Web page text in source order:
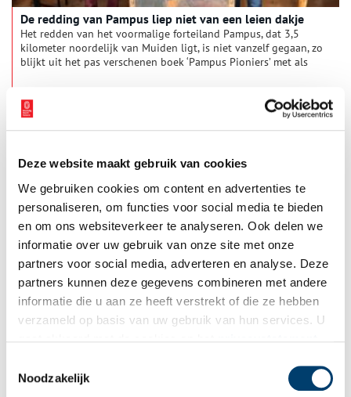
Deze website maakt gebruik van cookies
We gebruiken cookies om content en advertenties te
personaliseren, om functies voor social media te bieden
en om ons websiteverkeer te analyseren. Ook delen we
informatie over uw gebruik van onze site met onze
partners voor social media, adverteren en analyse. Deze
partners kunnen deze gegevens combineren met andere
informatie die u aan ze heeft verstrekt of die ze hebben
verzameld op basis van uw gebruik van hun services. U
Noodzakelijk
De redding van Pampus liep niet van een leien dakje
Het redden van het voormalige forteiland Pampus, dat 3,5
kilometer noordelijk van Muiden ligt, is niet vanzelf gegaan, zo
blijkt uit het pas verschenen boek ‘Pampus Pioniers’ met als
Het verdwenen prijsboek
Fokke van der Meer (1936) is geboren en getogen in
Amsterdam en woont sinds 1963 in Noorwegen. Toen hij in
1998 met vervroegd pensioen ging wist hij precies wat hij zou
gaan doen: onderzoek naar de geschiedenis van zowel
aan de Latijnse scholen in Nederland. Meneer van der Meer
vertelt ons er meer over in dit verhaal.